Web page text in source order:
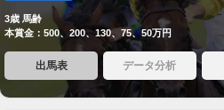
3歳 馬齢
本賞金：500、200、130、75、50万円
出馬表 データ分析